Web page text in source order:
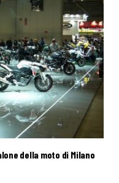
della moto di Milano